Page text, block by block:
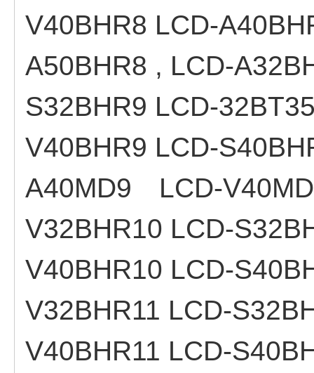
V40BHR8 LCD-
A50BHR8 , LCD-
S32BHR9 LCD-
V40BHR9 LCD-
A40MD9 LCD-
V32BHR10 LCD-
V40BHR10 LCD-
V32BHR11 LCD-
V40BHR11 LCD-